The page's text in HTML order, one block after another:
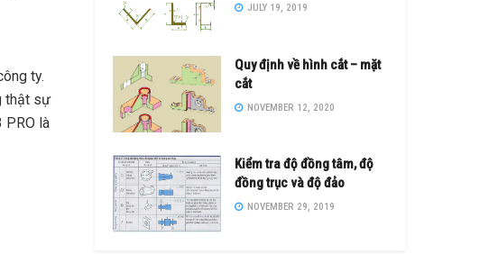
ty.
thật sự
PRO là
JULY 19, 2019
Quy định về hình cắt – mặt
cắt
NOVEMBER 12, 2020
Kiểm tra độ đồng tâm, độ
đồng trục và độ đảo
NOVEMBER 29, 2019